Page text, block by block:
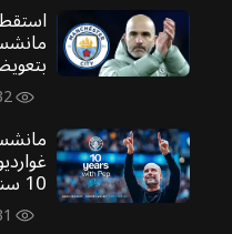
10 سنوات و20 لقباً